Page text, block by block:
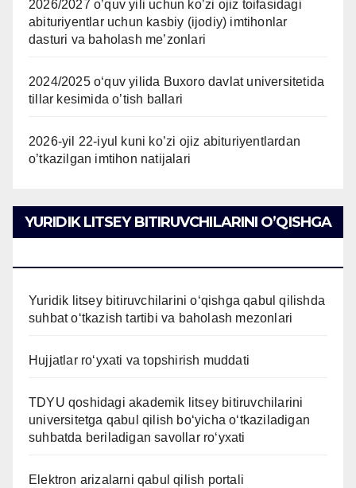
2026/2027 o’quv yili uchun ko’zi ojiz toifasidagi
abituriyentlar uchun kasbiy (ijodiy) imtihonlar
dasturi va baholash me’zonlari
2024/2025 oʻquv yilida Buxoro davlat universitetida
tillar kesimida o’tish ballari
2026-yil 22-iyul kuni ko’zi ojiz abituriyentlardan
o’tkazilgan imtihon natijalari
YURIDIK LITSEY BITIRUVCHILARINI O’QISHGA
Yuridik litsey bitiruvchilarini o‘qishga qabul qilishda
suhbat o‘tkazish tartibi va baholash mezonlari
Hujjatlar ro‘yxati va topshirish muddati
TDYU qoshidagi akademik litsey bitiruvchilarini
universitetga qabul qilish bo‘yicha o‘tkaziladigan
suhbatda beriladigan savollar ro‘yxati
Elektron arizalarni qabul qilish portali